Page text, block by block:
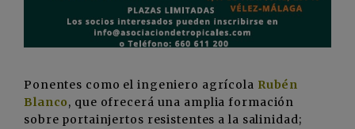
Ponentes como el ingeniero agrícola Rubén
Blanco, que ofrecerá una amplia formación
sobre portainjertos resistentes a la salinidad;